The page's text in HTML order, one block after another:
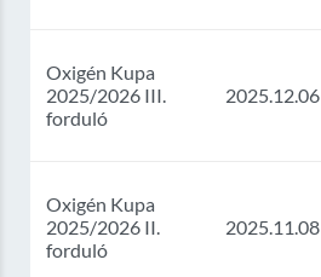
Oxigén Kupa
2025/2026 III.
forduló
2025.12.06
Oxigén Kupa
2025/2026 II.
forduló
2025.11.08